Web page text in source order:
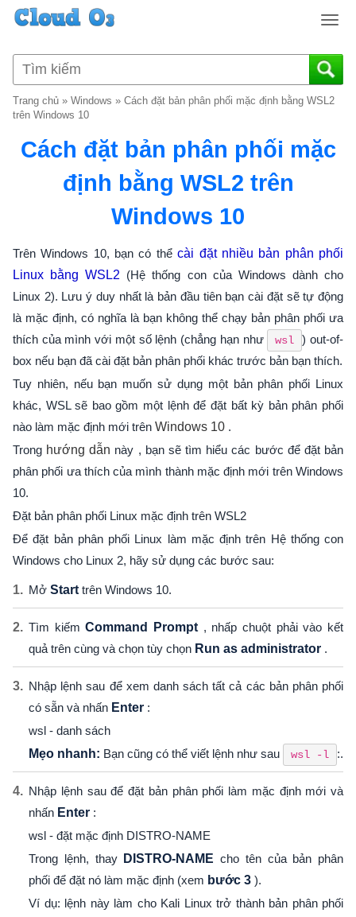
T
g
g
a
v
i
Trang chủ » Windows » Cách đặt bản phân phối mặc định bằng WSL2
trên Windows 10
Cách đặt bản phân phối mặc
định bằng WSL2 trên
Windows 10
Trên Windows 10, bạn có thểcài đặt nhiều bản phân phối
Linux bằng WSL2 (Hệ thống con của Windows dành cho
Linux 2). Lưu ý duy nhất là bản đầu tiên bạn cài đặt sẽ tự động
là mặc định, có nghĩa là bạn không thể chạy bản phân phối ưa
thích của mình với một số lệnh (chẳng hạn như
wsl
) out-of-
box nếu bạn đã cài đặt bản phân phối khác trước bản bạn thích.
Tuy nhiên, nếu bạn muốn sử dụng một bản phân phối Linux
khác, WSL sẽ bao gồm một lệnh để đặt bất kỳ bản phân phối
nào làm mặc định mới trên Windows 10 .
Trong hướng dẫn này , bạn sẽ tìm hiểu các bước để đặt bản
phân phối ưa thích của mình thành mặc định mới trên Windows
10.
Đặt bản phân phối Linux mặc định trên WSL2
Để đặt bản phân phối Linux làm mặc định trên Hệ thống con
Windows cho Linux 2, hãy sử dụng các bước sau:
Mở Start trên Windows 10.
Tìm kiếmCommand Prompt , nhấp chuột phải vào kết
quả trên cùng và chọn tùy chọn Run as administrator .
Nhập lệnh sau để xem danh sách tất cả các bản phân phối
có sẵn và nhấn Enter :
wsl - danh sách
Mẹo nhanh: Bạn cũng có thể viết lệnh như sau wsl -l :.
Nhập lệnh sau để đặt bản phân phối làm mặc định mới và
nhấn Enter :
wsl - đặt mặc định DISTRO-NAME
Trong lệnh, thay DISTRO-NAME cho tên của bản phân
phối để đặt nó làm mặc định (xem bước 3 ).
Ví dụ: lệnh này làm cho Kali Linux trở thành bản phân phối